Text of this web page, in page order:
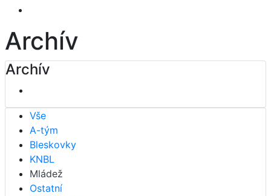
Archív
Archív
Vše
A-tým
Bleskovky
KNBL
Mládež
Ostatní